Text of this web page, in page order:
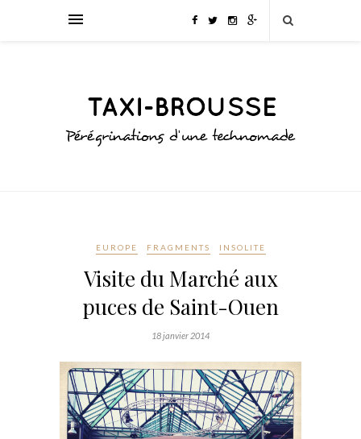
EUROPE FRAGMENTS INSOLITE
Visite du Marché aux
puces de Saint-Ouen
18 janvier 2014